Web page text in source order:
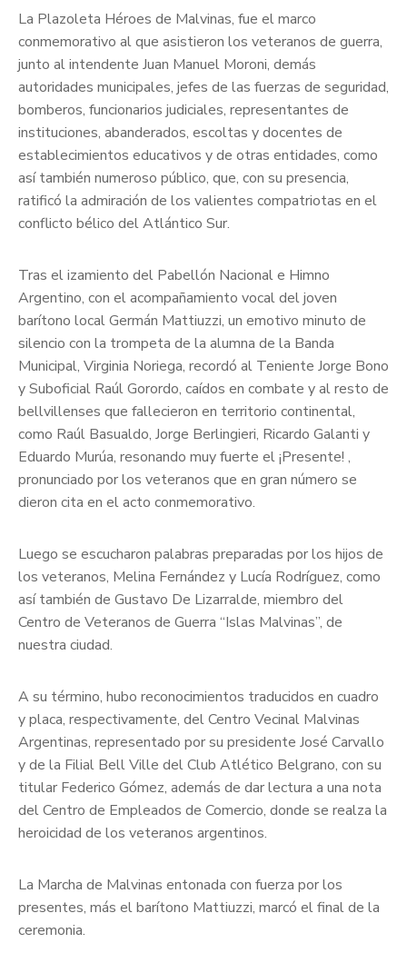
La Plazoleta Héroes de Malvinas, fue el marco
conmemorativo al que asistieron los veteranos de guerra,
junto al intendente Juan Manuel Moroni, demás
autoridades municipales, jefes de las fuerzas de seguridad,
bomberos, funcionarios judiciales, representantes de
instituciones, abanderados, escoltas y docentes de
establecimientos educativos y de otras entidades, como
así también numeroso público, que, con su presencia,
ratificó la admiración de los valientes compatriotas en el
conflicto bélico del Atlántico Sur.
Tras el izamiento del Pabellón Nacional e Himno
Argentino, con el acompañamiento vocal del joven
barítono local Germán Mattiuzzi, un emotivo minuto de
silencio con la trompeta de la alumna de la Banda
Municipal, Virginia Noriega, recordó al Teniente Jorge Bono
y Suboficial Raúl Gorordo, caídos en combate y al resto de
bellvillenses que fallecieron en territorio continental,
como Raúl Basualdo, Jorge Berlingieri, Ricardo Galanti y
Eduardo Murúa, resonando muy fuerte el ¡Presente! ,
pronunciado por los veteranos que en gran número se
dieron cita en el acto conmemorativo.
Luego se escucharon palabras preparadas por los hijos de
los veteranos, Melina Fernández y Lucía Rodríguez, como
así también de Gustavo De Lizarralde, miembro del
Centro de Veteranos de Guerra “Islas Malvinas”, de
nuestra ciudad.
A su término, hubo reconocimientos traducidos en cuadro
y placa, respectivamente, del Centro Vecinal Malvinas
Argentinas, representado por su presidente José Carvallo
y de la Filial Bell Ville del Club Atlético Belgrano, con su
titular Federico Gómez, además de dar lectura a una nota
del Centro de Empleados de Comercio, donde se realza la
heroicidad de los veteranos argentinos.
La Marcha de Malvinas entonada con fuerza por los
presentes, más el barítono Mattiuzzi, marcó el final de la
ceremonia.